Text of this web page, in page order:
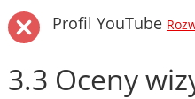
Profil YouTube
3.3 Oceny